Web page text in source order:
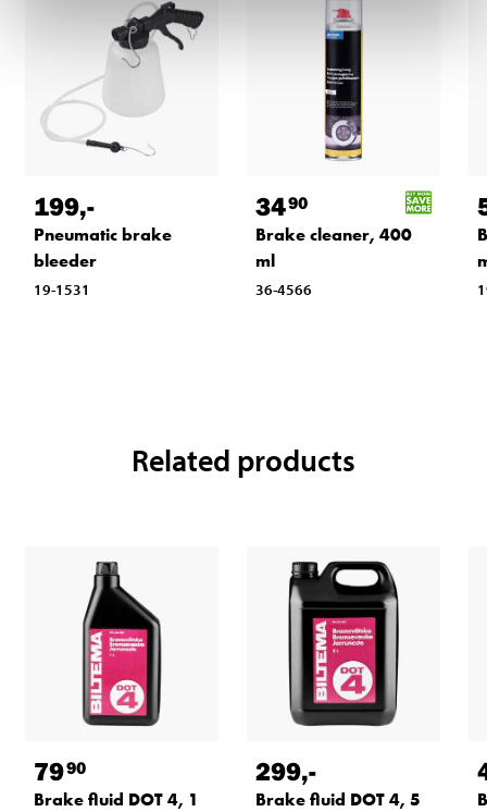
199,-
Pneumatic brake
bleeder
19-1531
3490
Brake cleaner, 400
ml
36-4566
Related products
7990
Brake fluid DOT 4, 1
299,-
Brake fluid DOT 4, 5